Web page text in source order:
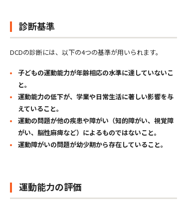
診断基準
DCDの診断には、以下の4つの基準が用いられます。
子どもの運動能力が年齢相応の水準に達していないこ
と。
運動能力の低下が、学業や日常生活に著しい影響を与
えていること。
運動の問題が他の疾患や障がい（知的障がい、視覚障
がい、脳性麻痺など）によるものではないこと。
運動障がいの問題が幼少期から存在していること。
運動能力の評価